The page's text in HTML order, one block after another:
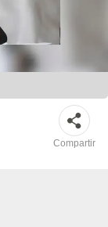
Compartir